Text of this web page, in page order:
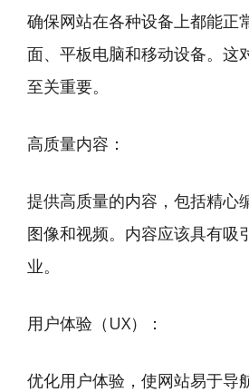
确保网站在各种设备上都能正
面、平板电脑和移动设备。这
至关重要。
高质量内容：
提供高质量的内容，包括精心
图像和视频。内容应该具有吸
业。
用户体验（UX）：
优化用户体验，使网站易于导